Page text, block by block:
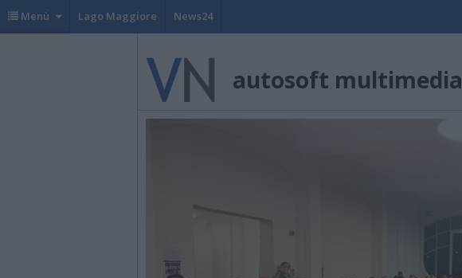
Menù Lago Maggiore News24
autosoft multimedia